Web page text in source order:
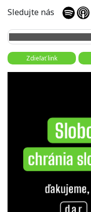
Sledujte nás
Zdieľať link